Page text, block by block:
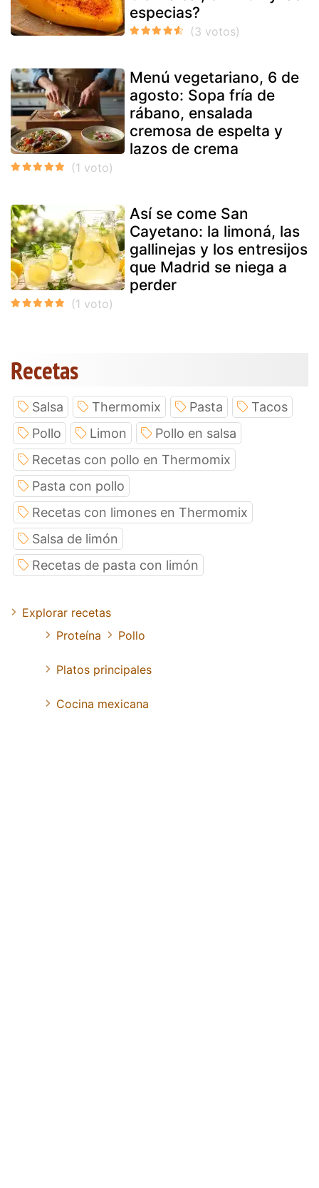
especias?
Menú vegetariano, 6 de
agosto: Sopa fría de
rábano, ensalada
cremosa de espelta y
lazos de crema
Así se come San
Cayetano: la limoná, las
gallinejas y los entresijos
que Madrid se niega a
perder
Recetas
Salsa Thermomix Pasta
Tacos
Pollo
Limon
Pollo en salsa
Recetas con pollo en Thermomix
Pasta con pollo
Recetas con limones en Thermomix
Salsa de limón
Recetas de pasta con limón
Explorar recetas
Proteína
Pollo
Platos principales
Cocina mexicana